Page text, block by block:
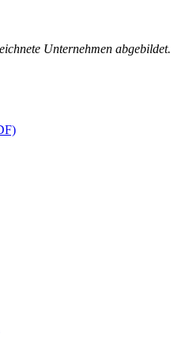
Unternehmen abgebildet.